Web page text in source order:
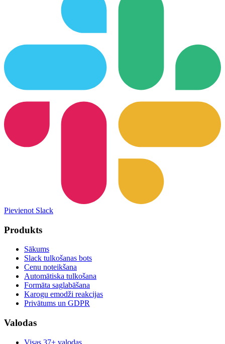
Pievienot Slack
Produkts
Sākums
Slack tulkošanas bots
Cenu noteikšana
Automātiska tulkošana
Formāta saglabāšana
Karogu emodži reakcijas
Privātums un GDPR
Valodas
Visas 37+ valodas